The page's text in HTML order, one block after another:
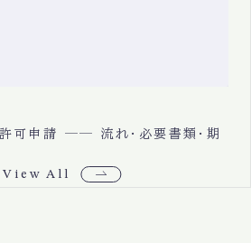
View All
可申請 ── 流れ・必要書類・期